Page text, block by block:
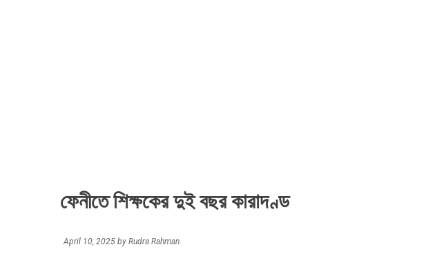
ফেনীতে শিক্ষকের দুই বছর কারাদণ্ড
April 10, 2025 by Rudra Rahman